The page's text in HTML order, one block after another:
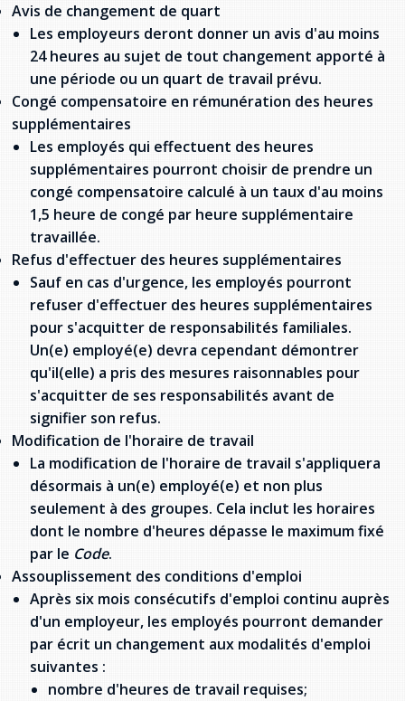
Dominic Demers
Yulia Kudryakova
Avis de changement de quart
Les employeurs deront donner un avis d'au moins
24 heures au sujet de tout changement apporté à
une période ou un quart de travail prévu.
Congé compensatoire en rémunération des heures
supplémentaires
Les employés qui effectuent des heures
supplémentaires pourront choisir de prendre un
congé compensatoire calculé à un taux d'au moins
1,5 heure de congé par heure supplémentaire
travaillée.
Refus d'effectuer des heures supplémentaires
Sauf en cas d'urgence, les employés pourront
refuser d'effectuer des heures supplémentaires
pour s'acquitter de responsabilités familiales.
Un(e) employé(e) devra cependant démontrer
qu'il(elle) a pris des mesures raisonnables pour
s'acquitter de ses responsabilités avant de
signifier son refus.
Modification de l'horaire de travail
La modification de l'horaire de travail s'appliquera
désormais à un(e) employé(e) et non plus
seulement à des groupes. Cela inclut les horaires
dont le nombre d'heures dépasse le maximum fixé
par le Code.
Assouplissement des conditions d'emploi
Après six mois consécutifs d'emploi continu auprès
d'un employeur, les employés pourront demander
par écrit un changement aux modalités d'emploi
suivantes :
nombre d'heures de travail requises;